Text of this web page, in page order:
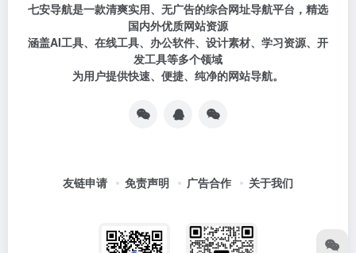
七安导航是一款清爽实用、无广告的综合网址导航平台，精选
国内外优质网站资源
涵盖AI工具、在线工具、办公软件、设计素材、学习资源、开
发工具等多个领域
为用户提供快速、便捷、纯净的网站导航。
友链申请 免责声明 广告合作 关于我们